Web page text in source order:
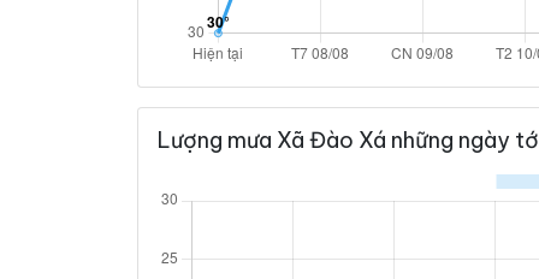
Lượng mưa Xã Đào Xá những ngày